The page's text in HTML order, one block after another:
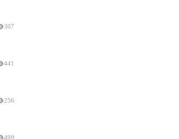
307
441
协同设计、潮湿环境应对、单一故障
256
499